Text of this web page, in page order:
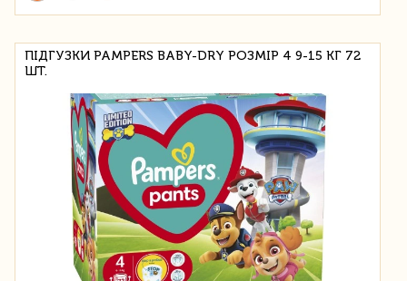
ПІДГУЗКИ PAMPERS BABY-DRY РОЗМІР 4 9-15 КГ 72
ШТ.